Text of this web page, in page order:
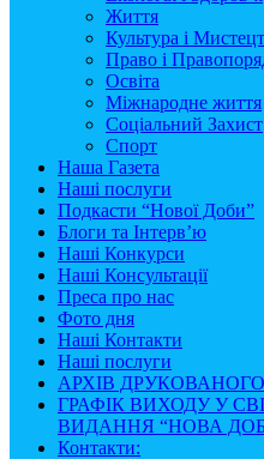
Життя
Культура і
Право і
Освіта
Міжнародне життя
Соціальний Захист
Спорт
Наша Газета
Наші послуги
Подкасти “Нової Доби”
Блоги та Інтерв’ю
Наші Конкурси
Наші Консультації
Преса про нас
Фото дня
Наші Контакти
Наші послуги
АРХІВ
ГРАФІК ВИХОДУ У
ВИДАННЯ “НОВА
Контакти: